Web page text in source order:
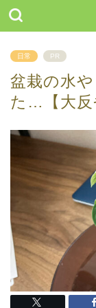
日常 PR
盆栽の水
た…【大反